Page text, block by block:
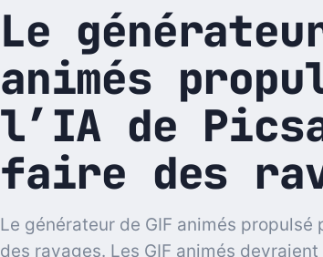
Le
animés
l’IA de
faire des
Le générateur de GIF animés
des ravages. Les GIF animés